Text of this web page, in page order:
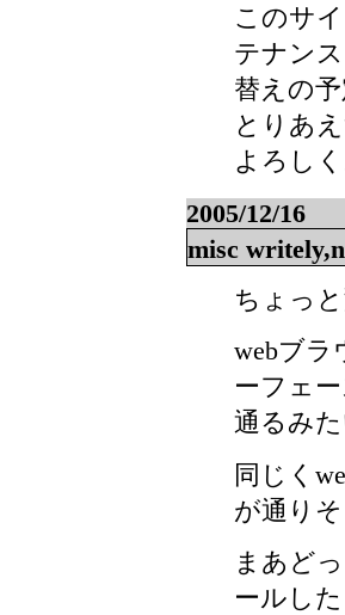
このサ
テナン
替えの予
とりあ
よろし
2005/12/16
misc
ちょっ
webブラ
ーフェ
通るみた
同じく
が通りそ
まあど
ールし